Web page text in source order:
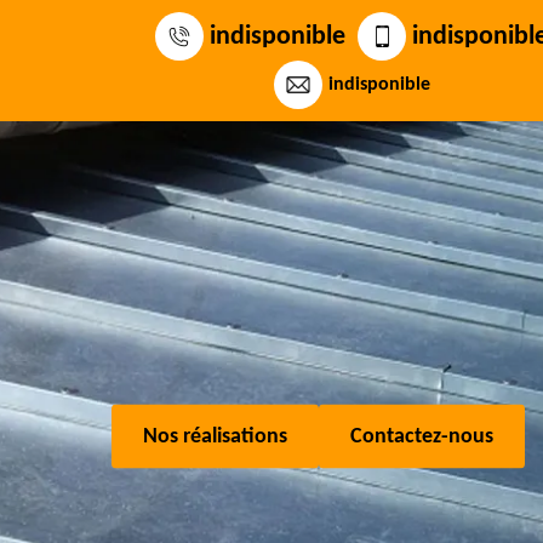
indisponible
indisponible
Nos réalisations Contactez-nous